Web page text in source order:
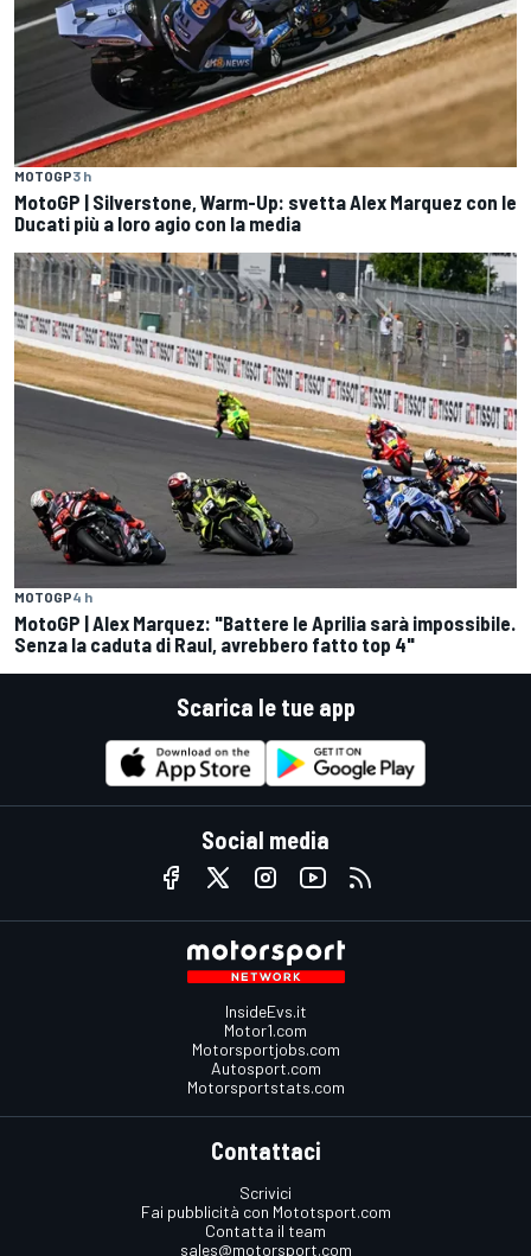
MOTOGP3 h
MotoGP | Silverstone, Warm-Up: svetta Alex Marquez con le
Ducati più a loro agio con la media
MOTOGP4 h
MotoGP | Alex Marquez: "Battere le Aprilia sarà impossibile.
Senza la caduta di Raul, avrebbero fatto top 4"
Scarica le tue app
Social media
InsideEvs.it
Motor1.com
Motorsportjobs.com
Autosport.com
Motorsportstats.com
Contattaci
Scrivici
Fai pubblicità con Mototsport.com
Contatta il team
sales@motorsport.com